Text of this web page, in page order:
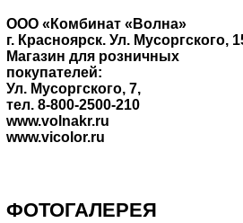
ООО «Комбинат «Волна»
г. Красноярск. Ул. Мусоргского,
Магазин для розничных
покупателей:
Ул. Мусоргского, 7,
тел. 8-800-2500-210
www.volnakr.ru
www.vicolor.ru
ФОТОГАЛЕРЕЯ